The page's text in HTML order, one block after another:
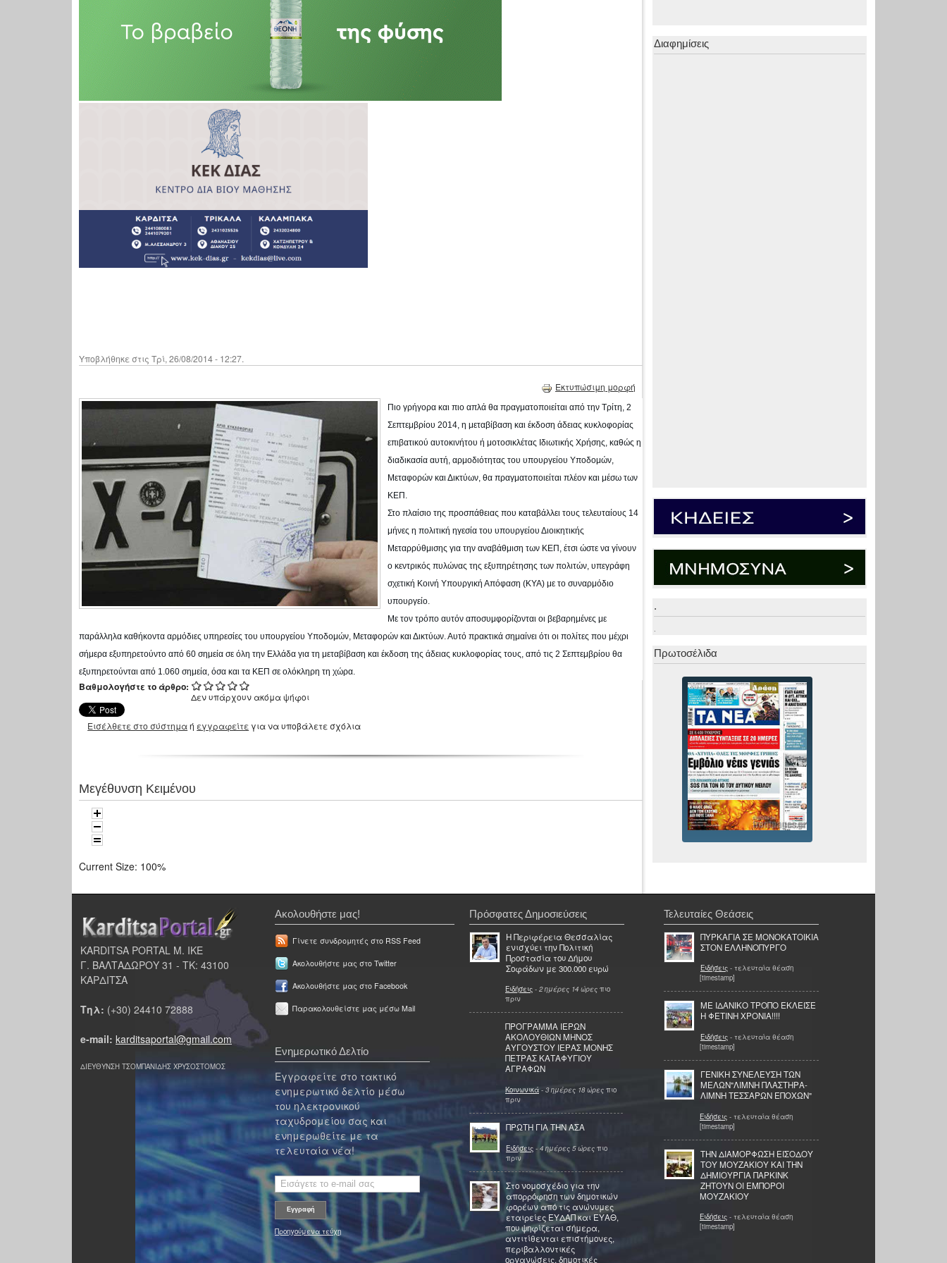
Υποβλήθηκε στις Τρί, 26/08/2014 - 12:27.
Εκτυπώσιμη μορφή
Πιο γρήγορα και πιο απλά θα πραγματοποιείται από την Τρίτη, 2
Σεπτεμβρίου 2014, η μεταβίβαση και έκδοση άδειας κυκλοφορίας
επιβατικού αυτοκινήτου ή μοτοσικλέτας Ιδιωτικής Χρήσης, καθώς η
διαδικασία αυτή, αρμοδιότητας του υπουργείου Υποδομών,
Μεταφορών και Δικτύων, θα πραγματοποιείται πλέον και μέσω των
ΚΕΠ.
Στο πλαίσιο της προσπάθειας που καταβάλλει τους τελευταίους 14
μήνες η πολιτική ηγεσία του υπουργείου Διοικητικής
Μεταρρύθμισης για την αναβάθμιση των ΚΕΠ, έτσι ώστε να γίνουν
ο κεντρικός πυλώνας της εξυπηρέτησης των πολιτών, υπεγράφη
σχετική Κοινή Υπουργική Απόφαση (ΚΥΑ) με το συναρμόδιο
υπουργείο.
Με τον τρόπο αυτόν αποσυμφορίζονται οι βεβαρημένες με
παράλληλα καθήκοντα αρμόδιες υπηρεσίες του υπουργείου Υποδομών, Μεταφορών και Δικτύων. Αυτό πρακτικά σημαίνει ότι οι πολίτες που μέχρι
σήμερα εξυπηρετούντο από 60 σημεία σε όλη την Ελλάδα για τη μεταβίβαση και έκδοση της άδειας κυκλοφορίας τους, από τις 2 Σεπτεμβρίου θα
εξυπηρετούνται από 1.060 σημεία, όσα και τα ΚΕΠ σε ολόκληρη τη χώρα.
Βαθμολογήστε το άρθρο:
Δεν υπάρχουν ακόμα ψήφοι
Εισέλθετε στο σύστημαή εγγραφείτε για να υποβάλετε σχόλια
Μεγέθυνση Κειμένου
Current Size: 100%
Διαφημίσεις
.
.
Πρωτοσέλιδα
KARDITSA PORTAL Μ. ΙΚΕ
Γ. ΒΑΛΤΑΔΩΡΟΥ 31 - ΤΚ: 43100
ΚΑΡΔΙΤΣΑ
Τηλ: (+30) 24410 72888
e-mail: karditsaportal@gmail.com
ΔΙΕΥΘΥΝΣΗ ΤΣΟΜΠΑΝΙΔΗΣ ΧΡΥΣΟΣΤΟΜΟΣ
Ακολουθήστε μας!
Γίνετε συνδρομητές στο RSS Feed
Ακολουθήστε μας στο Twitter
Ακολουθήστε μας στο Facebook
Παρακολουθείστε μας μέσω Mail
Ενημερωτικό Δελτίο
Εγγραφείτε στο τακτικό
ενημερωτικό δελτίο μέσω
του ηλεκτρονικού
ταχυδρομείου σας και
ενημερωθείτε με τα
τελευταία νέα!
Προηγούμενα τεύχη
Πρόσφατες Δημοσιεύσεις
Η Περιφέρεια Θεσσαλίας
ενισχύει την Πολιτική
Προστασία του Δήμου
Σοφάδων με 300.000 ευρώ
Ειδήσεις - 2 ημέρες 14 ώρες πιο
πριν
ΠΡΟΓΡΑΜΜΑ ΙΕΡΩΝ
ΑΚΟΛΟΥΘΙΩΝ ΜΗΝΟΣ
ΑΥΓΟΥΣΤΟΥ ΙΕΡΑΣ ΜΟΝΗΣ
ΠΕΤΡΑΣ ΚΑΤΑΦΥΓΙΟΥ
ΑΓΡΑΦΩΝ
Κοινωνικά - 3 ημέρες 18 ώρες πιο
πριν
ΠΡΩΤΗ ΓΙΑ ΤΗΝ ΑΣΑ
Ειδήσεις - 4 ημέρες 5 ώρες πιο
πριν
Στο νομοσχέδιο για την
απορρόφηση των δημοτικών
φορέων από τις ανώνυμες
εταιρείες ΕΥΔΑΠ και ΕΥΑΘ,
που ψηφίζεται σήμερα,
αντιτίθενται επιστήμονες,
περιβαλλοντικές
οργανώσεις, δημοτικές
Τελευταίες Θεάσεις
ΠΥΡΚΑΓΙΑ ΣΕ ΜΟΝΟΚΑΤΟΙΚΙΑ
ΣΤΟΝ ΕΛΛΗΝΟΠΥΡΓΟ
Ειδήσεις - τελευταία θέαση
[timestamp]
ΜΕ ΙΔΑΝΙΚΟ ΤΡΟΠΟ ΕΚΛΕΙΣΕ
Η ΦΕΤΙΝΗ ΧΡΟΝΙΑ!!!!
Ειδήσεις - τελευταία θέαση
[timestamp]
ΓΕΝΙΚΗ ΣΥΝΕΛΕΥΣΗ ΤΩΝ
ΜΕΛΩΝ"ΛΙΜΝΗ ΠΛΑΣΤΗΡΑ-
ΛΙΜΝΗ ΤΕΣΣΑΡΩΝ ΕΠΟΧΩΝ"
Ειδήσεις - τελευταία θέαση
[timestamp]
THN ΔΙΑΜΟΡΦΩΣΗ ΕΙΣΟΔΟΥ
ΤΟΥ ΜΟΥΖΑΚΙΟΥ ΚΑΙ ΤΗΝ
ΔΗΜΙΟΥΡΓΙΑ ΠΑΡΚΙΝΚ
ΖΗΤΟΥΝ ΟΙ ΕΜΠΟΡΟΙ
ΜΟΥΖΑΚΙΟΥ
Ειδήσεις - τελευταία θέαση
[timestamp]